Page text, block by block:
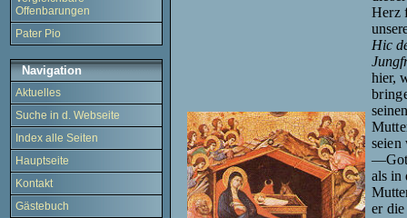
Offenbarungen
Pater Pio
Navigation
Aktuelles
Suche in d. Webseite
Index alle Seiten
Hauptseite
Kontakt
Gästebuch
Herz
Hic
hier,
seien
als in
er